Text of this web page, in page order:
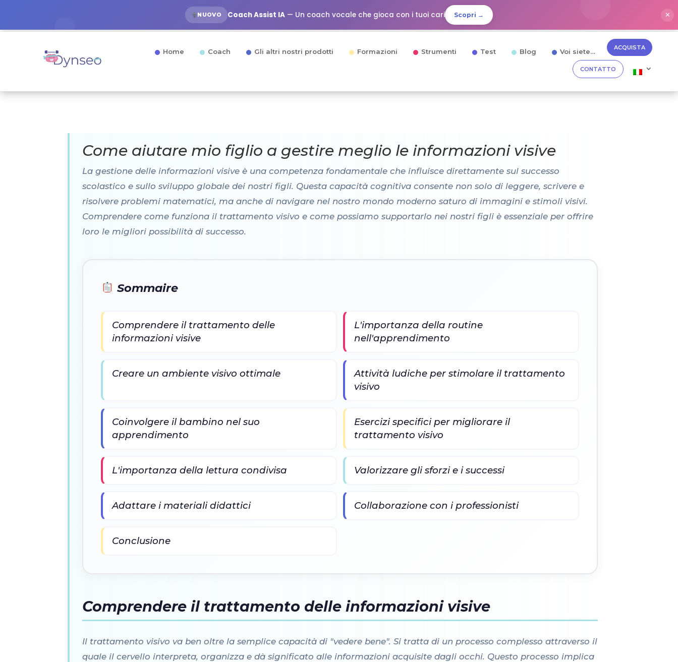
NUOVO Coach Assist IA — Un coach vocale che gioca con i tuoi cari Scopri → ✕
Home Coach Gli altri nostri prodotti Formazioni Strumenti Test Blog Voi siete… ACQUISTA
CONTATTO
Come aiutare mio figlio a gestire meglio le informazioni visive
La gestione delle informazioni visive è una competenza fondamentale che influisce direttamente sul successo
scolastico e sullo sviluppo globale dei nostri figli. Questa capacità cognitiva consente non solo di leggere, scrivere e
risolvere problemi matematici, ma anche di navigare nel nostro mondo moderno saturo di immagini e stimoli visivi.
Comprendere come funziona il trattamento visivo e come possiamo supportarlo nei nostri figli è essenziale per offrire
loro le migliori possibilità di successo.
Sommaire
Comprendere il trattamento delle
informazioni visive
L'importanza della routine
nell'apprendimento
Creare un ambiente visivo ottimale
Attività ludiche per stimolare il trattamento
visivo
Coinvolgere il bambino nel suo
apprendimento
Esercizi specifici per migliorare il
trattamento visivo
L'importanza della lettura condivisa Valorizzare gli sforzi e i successi
Adattare i materiali didattici Collaborazione con i professionisti
Conclusione
Comprendere il trattamento delle informazioni visive
Il trattamento visivo va ben oltre la semplice capacità di "vedere bene". Si tratta di un processo complesso attraverso il
quale il cervello interpreta, organizza e dà significato alle informazioni acquisite dagli occhi. Questo processo implica